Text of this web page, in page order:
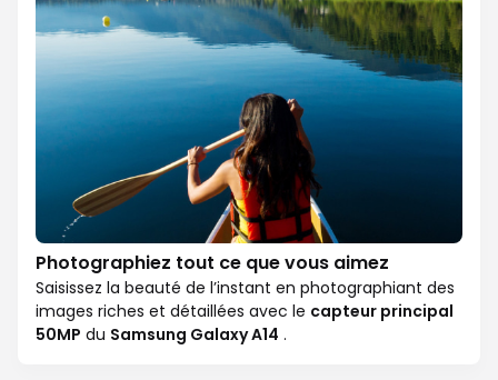
Photographiez tout ce que vous aimez
Saisissez la beauté de l’instant en photographiant des
images riches et détaillées avec le capteur principal
50MP du Samsung Galaxy A14 .